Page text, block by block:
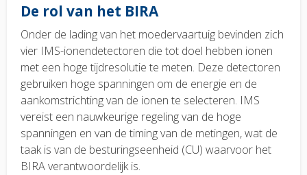
De rol van het BIRA
Onder de lading van het moedervaartuig bevinden zich
vier IMS-ionendetectoren die tot doel hebben ionen
met een hoge tijdresolutie te meten. Deze detectoren
gebruiken hoge spanningen om de energie en de
aankomstrichting van de ionen te selecteren. IMS
vereist een nauwkeurige regeling van de hoge
spanningen en van de timing van de metingen, wat de
taak is van de besturingseenheid (CU) waarvoor het
BIRA verantwoordelijk is.